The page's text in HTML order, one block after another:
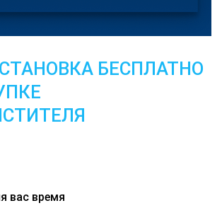
БЕСПЛАТНО
вас время